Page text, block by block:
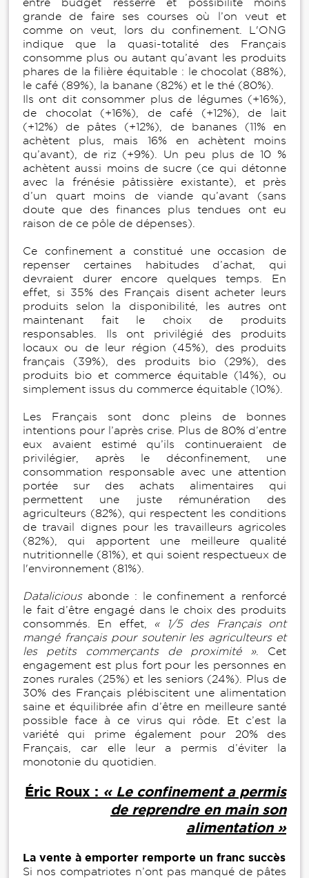
grande de faire ses courses où l’on veut et
comme on veut, lors du confinement. L'ONG
indique que la quasi-totalité des Français
consomme plus ou autant qu’avant les produits
phares de la filière équitable : le chocolat (88%),
le café (89%), la banane (82%) et le thé (80%).
Ils ont dit consommer plus de légumes (+16%),
de chocolat (+16%), de café (+12%), de lait
(+12%) de pâtes (+12%), de bananes (11% en
achètent plus, mais 16% en achètent moins
qu’avant), de riz (+9%). Un peu plus de 10 %
achètent aussi moins de sucre (ce qui détonne
avec la frénésie pâtissière existante), et près
d’un quart moins de viande qu’avant (sans
doute que des finances plus tendues ont eu
raison de ce pôle de dépenses).
Ce confinement a constitué une occasion de
repenser certaines habitudes d’achat, qui
devraient durer encore quelques temps. En
effet, si 35% des Français disent acheter leurs
produits selon la disponibilité, les autres ont
maintenant fait le choix de produits
responsables. Ils ont privilégié des produits
locaux ou de leur région (45%), des produits
français (39%), des produits bio (29%), des
produits bio et commerce équitable (14%), ou
simplement issus du commerce équitable (10%).
Les Français sont donc pleins de bonnes
intentions pour l’après crise. Plus de 80% d’entre
eux avaient estimé qu’ils continueraient de
privilégier, après le déconfinement, une
consommation responsable avec une attention
portée sur des achats alimentaires qui
permettent une juste rémunération des
agriculteurs (82%), qui respectent les conditions
de travail dignes pour les travailleurs agricoles
(82%), qui apportent une meilleure qualité
nutritionnelle (81%), et qui soient respectueux de
l'environnement (81%).
Dataliciousabonde : le confinement a renforcé
le fait d’être engagé dans le choix des produits
consommés. En effet,
« 1/5des Français ont
mangé français pour soutenir les agriculteurs et
les petits commerçants de proximité ». Cet
engagement est plus fort pour les personnes en
zones rurales (25%) et les seniors (24%). Plus de
30% des Français plébiscitent une alimentation
saine et équilibrée afin d’être en meilleure santé
possible face à ce virus qui rôde. Et c’est la
variété qui prime également pour 20% des
Français, car elle leur a permis d’éviter la
monotonie du quotidien.
Éric Roux : « Le confinement a permis
de reprendre en main son
alimentation »
La vente à emporter remporte un franc succès
Si nos compatriotes n’ont pas manqué de pâtes